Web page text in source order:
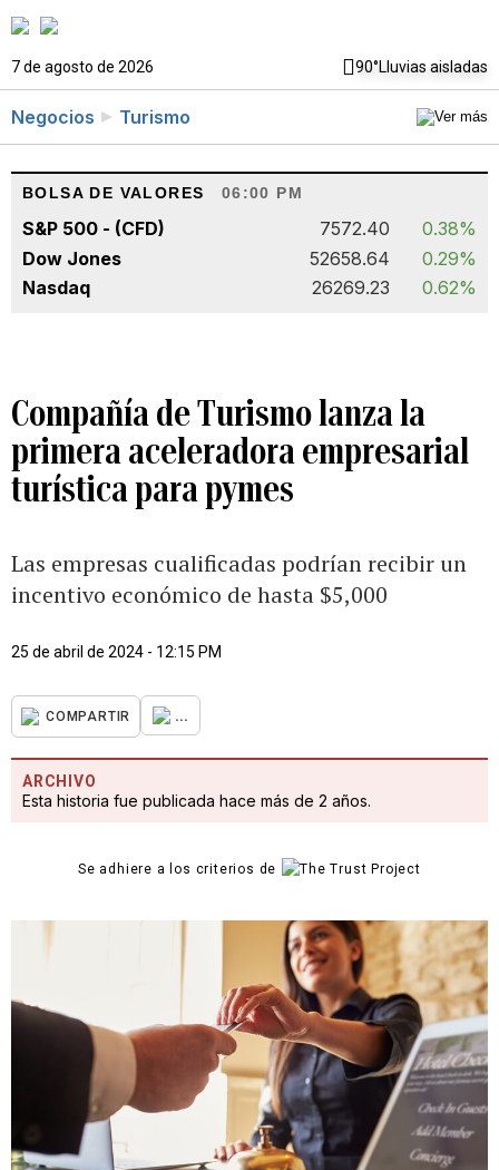
7 de agosto de 2026 90°Lluvias aisladas
Negocios Turismo
BOLSA DE VALORES 06:00 PM
S&P 500 - (CFD) 7572.40
0.38%
Dow Jones
52658.64
0.29%
Nasdaq
26269.23 0.62%
Compañía de Turismo lanza la
primera aceleradora empresarial
turística para pymes
Las empresas cualificadas podrían recibir un
incentivo económico de hasta $5,000
25 de abril de 2024 - 12:15 PM
COMPARTIR ...
ARCHIVO
Esta historia fue publicada hace más de 2 años.
Se adhiere a los criterios de